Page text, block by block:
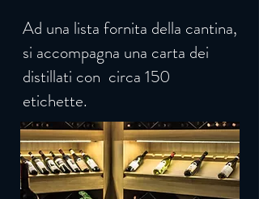
Ad una lista fornita della cantina,
si accompagna una carta dei
distillati con circa 150
etichette.